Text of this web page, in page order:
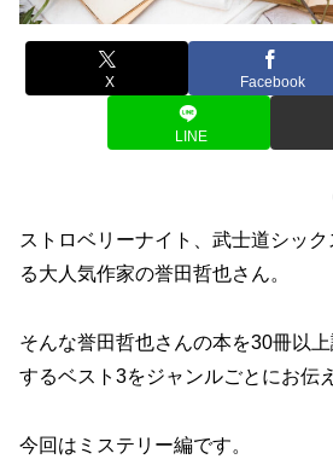
X Facebook
LINE
ストロベリーナイト、武士道シッ
る大人気作家の誉田哲也さん。
そんな誉田哲也さんの本を30冊以
するベスト3をジャンルごとにお伝
今回はミステリー編です。